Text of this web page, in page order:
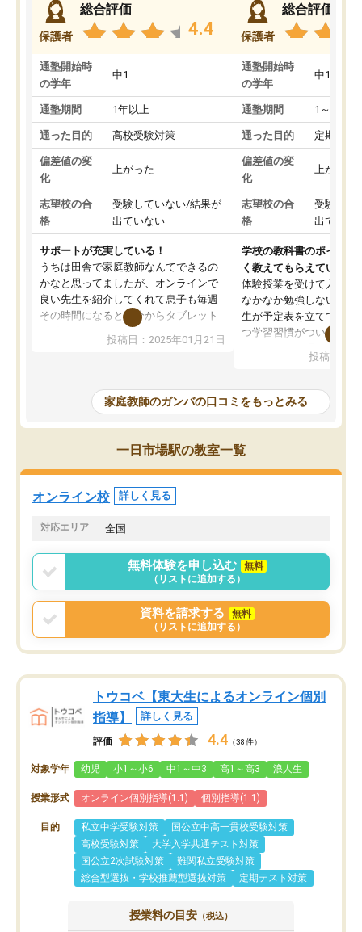
保護者
総合評価
4.4
通塾開始時
の学年
中1
通塾期間 1年以上
通った目的 高校受験対策
偏差値の変
化
上がった
志望校の合
格
受験していない/結果が
出ていない
サポートが充実している！
うちは田舎で家庭教師なんてできるの
かなと思ってましたが、オンラインで
良い先生を紹介してくれて息子も毎週
その時間になると自分からタブレット
を開いてzoomを繋げるようになりまし
た！5科目なんでもOKなのもとても気
めて1年ほどだった今では平均点以上の
科目が増えてきました！あと1年受験ま
であるので無料の週末教室を使用しな
がら頑張って欲しいと思います！
投稿日：2025年01月21日
保護者
総合評価
通塾開始時
の学年
中1
通塾期間 1～3ヵ月
通った目的 定期テス
偏差値の変
化
上がった
志望校の合
格
受験して
出ていな
学校の教科書のポイント
く教えてもらえている
体験授業を受けて入塾し
なかなか勉強しない息子
生が予定表を立ててくれ
つ学習習慣がついてきま
指導が無い日も予定表
問できるのでとても助か
投稿日：
家庭教師のガンバの口コミをもっとみる
一日市場駅の教室一覧
オンライン校 詳しく見る
対応エリア 全国
無料体験を申し込む
無料
（リストに追加する）
資料を請求する
無料
（リストに追加する）
トウコベ【東大生によるオンライン個別
指導】
詳しく見る
評価 4.4 （38件）
対象学年 幼児 小1～小6 中1～中3 高1～高3 浪人生
授業形式 オンライン個別指導(1:1) 個別指導(1:1)
目的 私立中学受験対策
国公立中高一貫校受験対策
高校受験対策
大学入学共通テスト対策
国公立2次試験対策
難関私立受験対策
総合型選抜・学校推薦型選抜対策
定期テスト対策
授業料の目安 （税込）